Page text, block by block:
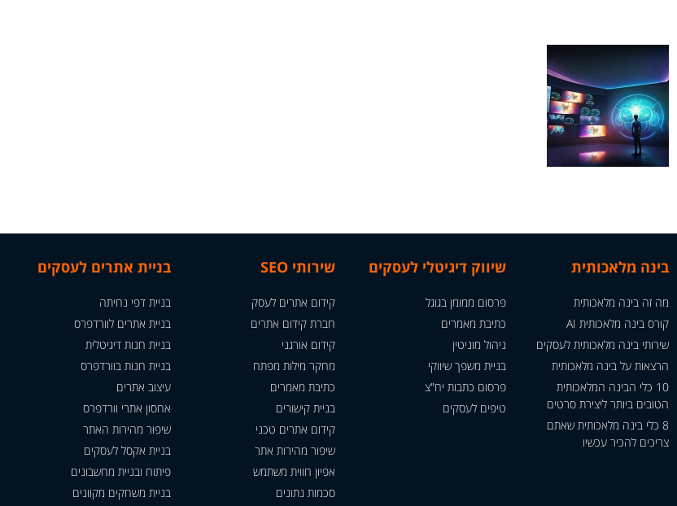
בינה מלאכותית
מה זה בינה מלאכותית
קורס בינה מלאכותית AI
שירותי בינה מלאכותית לעסקים
הרצאות על בינה מלאכותית
10 כלי הבינה המלאכותית
הטובים ביותר ליצירת סרטים
8 כלי בינה מלאכותית שאתם
צריכים להכיר עכשיו
שיווק דיגיטלי לעסקים
פרסום ממומן בגוגל
כתיבת מאמרים
ניהול מוניטין
בניית משפך שיווקי
פרסום כתבות יח"צ
טיפים לעסקים
שירותי SEO
קידום אתרים לעסק
חברת קידום אתרים
קידום אורגני
מחקר מילות מפתח
כתיבת מאמרים
בניית קישורים
קידום אתרים טכני
שיפור מהירות אתר
אפיון חווית משתמש
סכמות נתונים
בניית אתרים לעסקים
בניית דפי נחיתה
בניית אתרים לוורדפרס
בניית חנות דיגיטלית
בניית חנות בוורדפרס
עיצוב אתרים
אחסון אתרי וורדפרס
שיפור מהירות האתר
בניית אקסל לעסקים
פיתוח ובניית מחשבונים
בניית משחקים מקוונים